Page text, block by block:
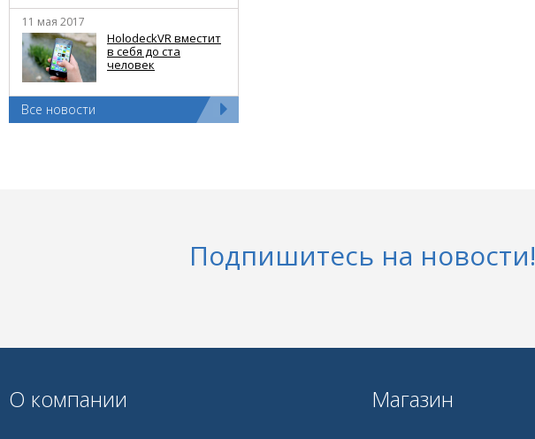
11 мая 2017
HolodeckVR вместит
в себя до ста
человек
Все новости
Подпишитесь на новости!
О компании Магазин